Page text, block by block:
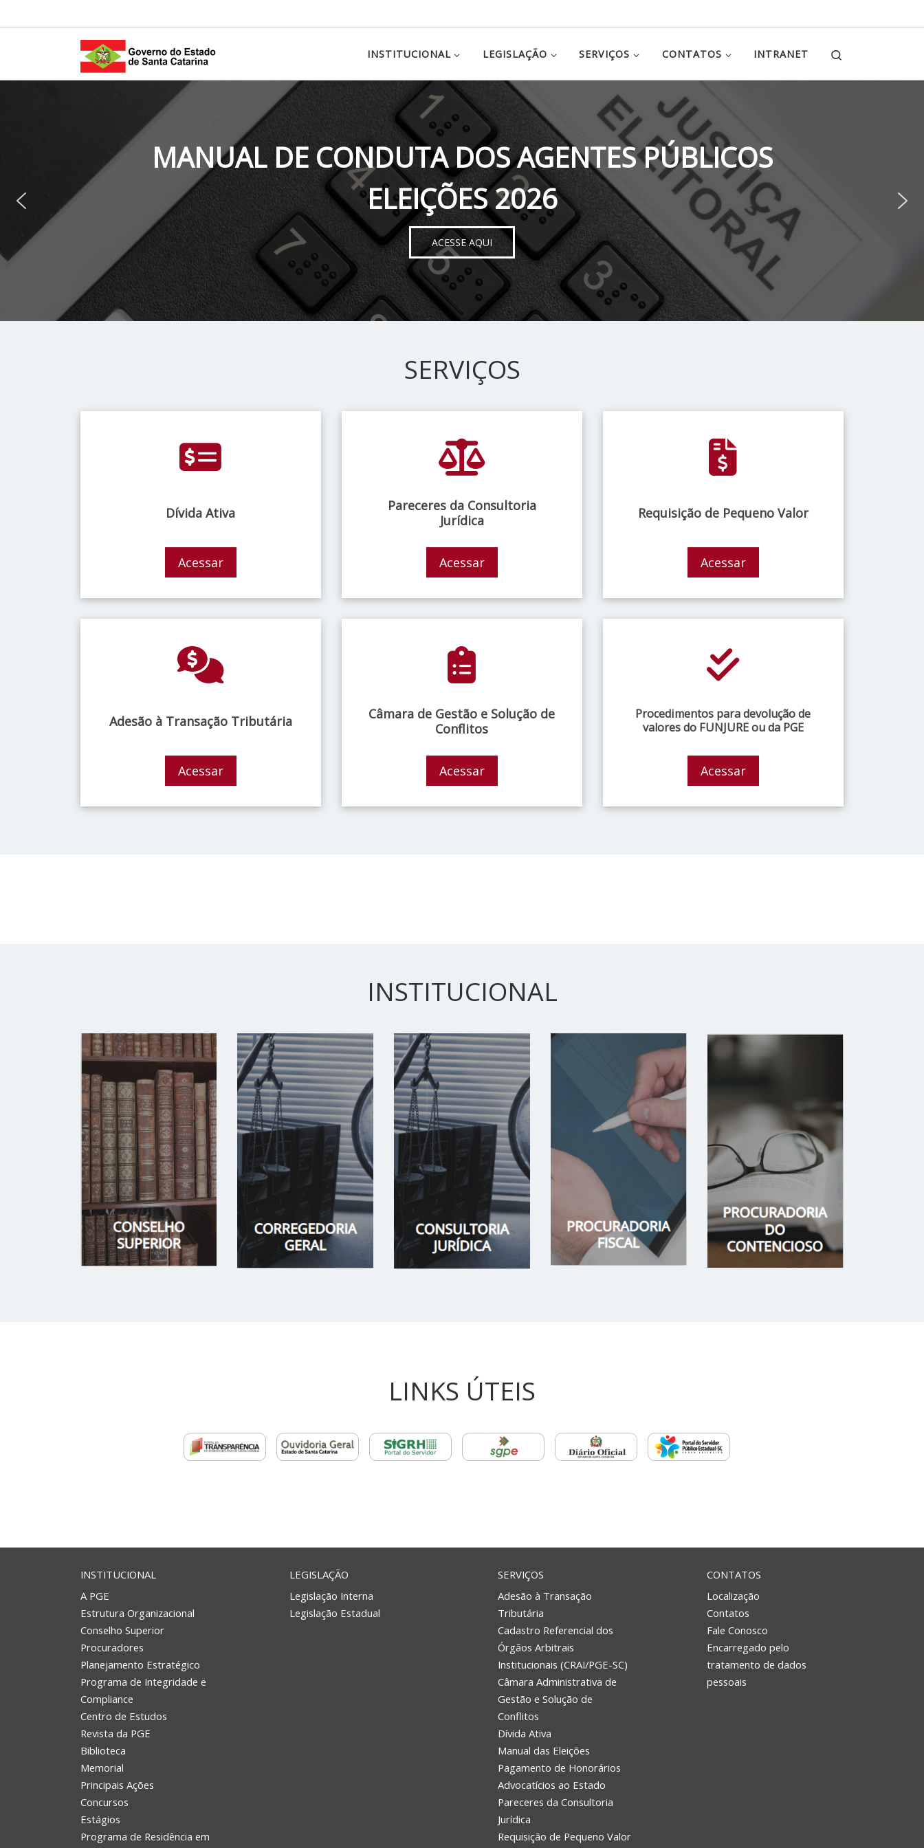
INSTITUCIONAL LEGISLAÇÃO SERVIÇOS CONTATOS INTRANET
MANUAL DE CONDUTA DOS AGENTES PÚBLICOS
ELEIÇÕES 2026
ACESSE AQUI
SERVIÇOS
Dívida Ativa
Acessar
Pareceres da Consultoria
Jurídica
Acessar
Requisição de Pequeno Valor
Acessar
Adesão à Transação Tributária
Acessar
Câmara de Gestão e Solução de
Conflitos
Acessar
Procedimentos para devolução de
valores do FUNJURE ou da PGE
Acessar
INSTITUCIONAL
LINKS ÚTEIS
INSTITUCIONAL
A PGE
Estrutura Organizacional
Conselho Superior
Procuradores
Planejamento Estratégico
Programa de Integridade e
Compliance
Centro de Estudos
Revista da PGE
Biblioteca
Memorial
Principais Ações
Concursos
Estágios
Programa de Residência em
LEGISLAÇÃO
Legislação Interna
Legislação Estadual
SERVIÇOS
Adesão à Transação
Tributária
Cadastro Referencial dos
Órgãos Arbitrais
Institucionais (CRAI/PGE-SC)
Câmara Administrativa de
Gestão e Solução de
Conflitos
Dívida Ativa
Manual das Eleições
Pagamento de Honorários
Advocatícios ao Estado
Pareceres da Consultoria
Jurídica
Requisição de Pequeno Valor
CONTATOS
Localização
Contatos
Fale Conosco
Encarregado pelo
tratamento de dados
pessoais